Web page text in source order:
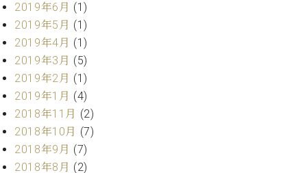
W.
ホ
フ
マ
ン
プ
ロ
フ
ェ
内
(PDF)
お
問
い
わ
せ
本
2019年6月 (1)
2019年5月 (1)
2019年4月 (1)
2019年3月 (5)
2019年2月 (1)
2019年1月 (4)
2018年11月 (2)
2018年10月 (7)
2018年9月 (7)
2018年8月 (2)